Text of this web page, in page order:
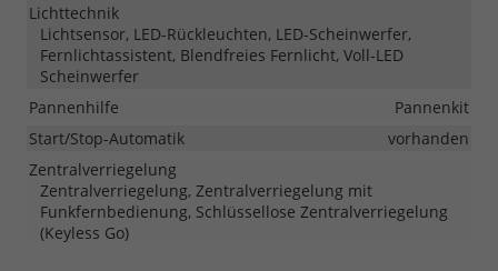
Lichttechnik
Lichtsensor, LED-Rückleuchten, LED-Scheinwerfer,
Fernlichtassistent, Blendfreies Fernlicht, Voll-LED
Scheinwerfer
Pannenhilfe
Pannenkit
Start/Stop-Automatik
vorhanden
Zentralverriegelung
Zentralverriegelung, Zentralverriegelung mit
Funkfernbedienung, Schlüssellose Zentralverriegelung
(Keyless Go)